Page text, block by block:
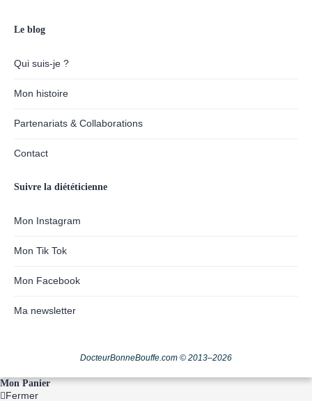
Le blog
Qui suis-je ?
Mon histoire
Partenariats & Collaborations
Contact
Suivre la diététicienne
Mon Instagram
Mon Tik Tok
Mon Facebook
Ma newsletter
DocteurBonneBouffe.com © 2013–2026
Mon Panier
Fermer